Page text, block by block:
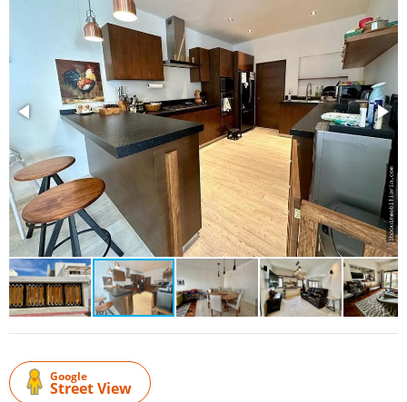
Google
Street View